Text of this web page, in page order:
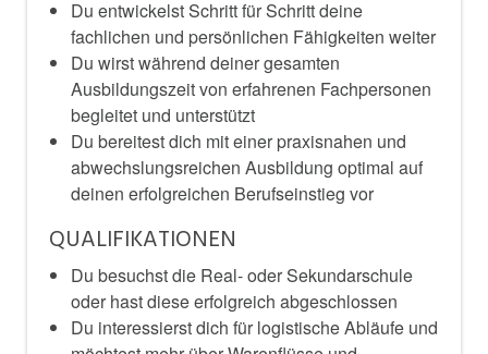
Du entwickelst Schritt für Schritt deine
fachlichen und persönlichen Fähigkeiten weiter
Du wirst während deiner gesamten
Ausbildungszeit von erfahrenen Fachpersonen
begleitet und unterstützt
Du bereitest dich mit einer praxisnahen und
abwechslungsreichen Ausbildung optimal auf
deinen erfolgreichen Berufseinstieg vor
QUALIFIKATIONEN
Du besuchst die Real- oder Sekundarschule
oder hast diese erfolgreich abgeschlossen
Du interessierst dich für logistische Abläufe und